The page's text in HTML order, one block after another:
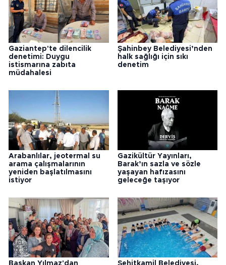
Gaziantep'te dilencilik
denetimi: Duygu
istismarına zabıta
müdahalesi
Şahinbey Belediyesi’nden
halk sağlığı için sıkı
denetim
Arabanlılar, jeotermal su
arama çalışmalarının
yeniden başlatılmasını
istiyor
Gazikültür Yayınları,
Barak’ın sazla ve sözle
yaşayan hafızasını
geleceğe taşıyor
Başkan Yılmaz'dan Şehitkamil Belediyesi,